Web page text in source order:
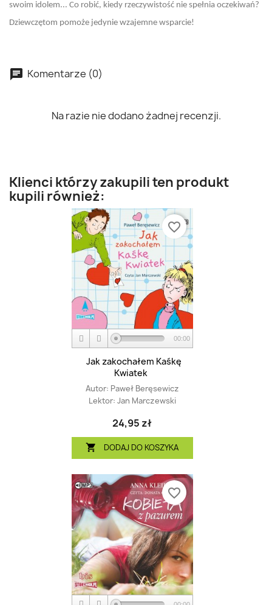
swoim idolem... Co robić, kiedy rzeczywistość nie spełnia oczekiwań?
Dziewczętom pomoże jedynie wzajemne wsparcie!
Komentarze (0)
Na razie nie dodano żadnej recenzji.
Klienci którzy zakupili ten produkt
kupili również:
00:00
Jak zakochałem Kaśkę
Kwiatek
Autor: Paweł Beręsewicz
Lektor: Jan Marczewski
24,95 zł
 DODAJ DO KOSZYKA
favorite_border
favorite_border